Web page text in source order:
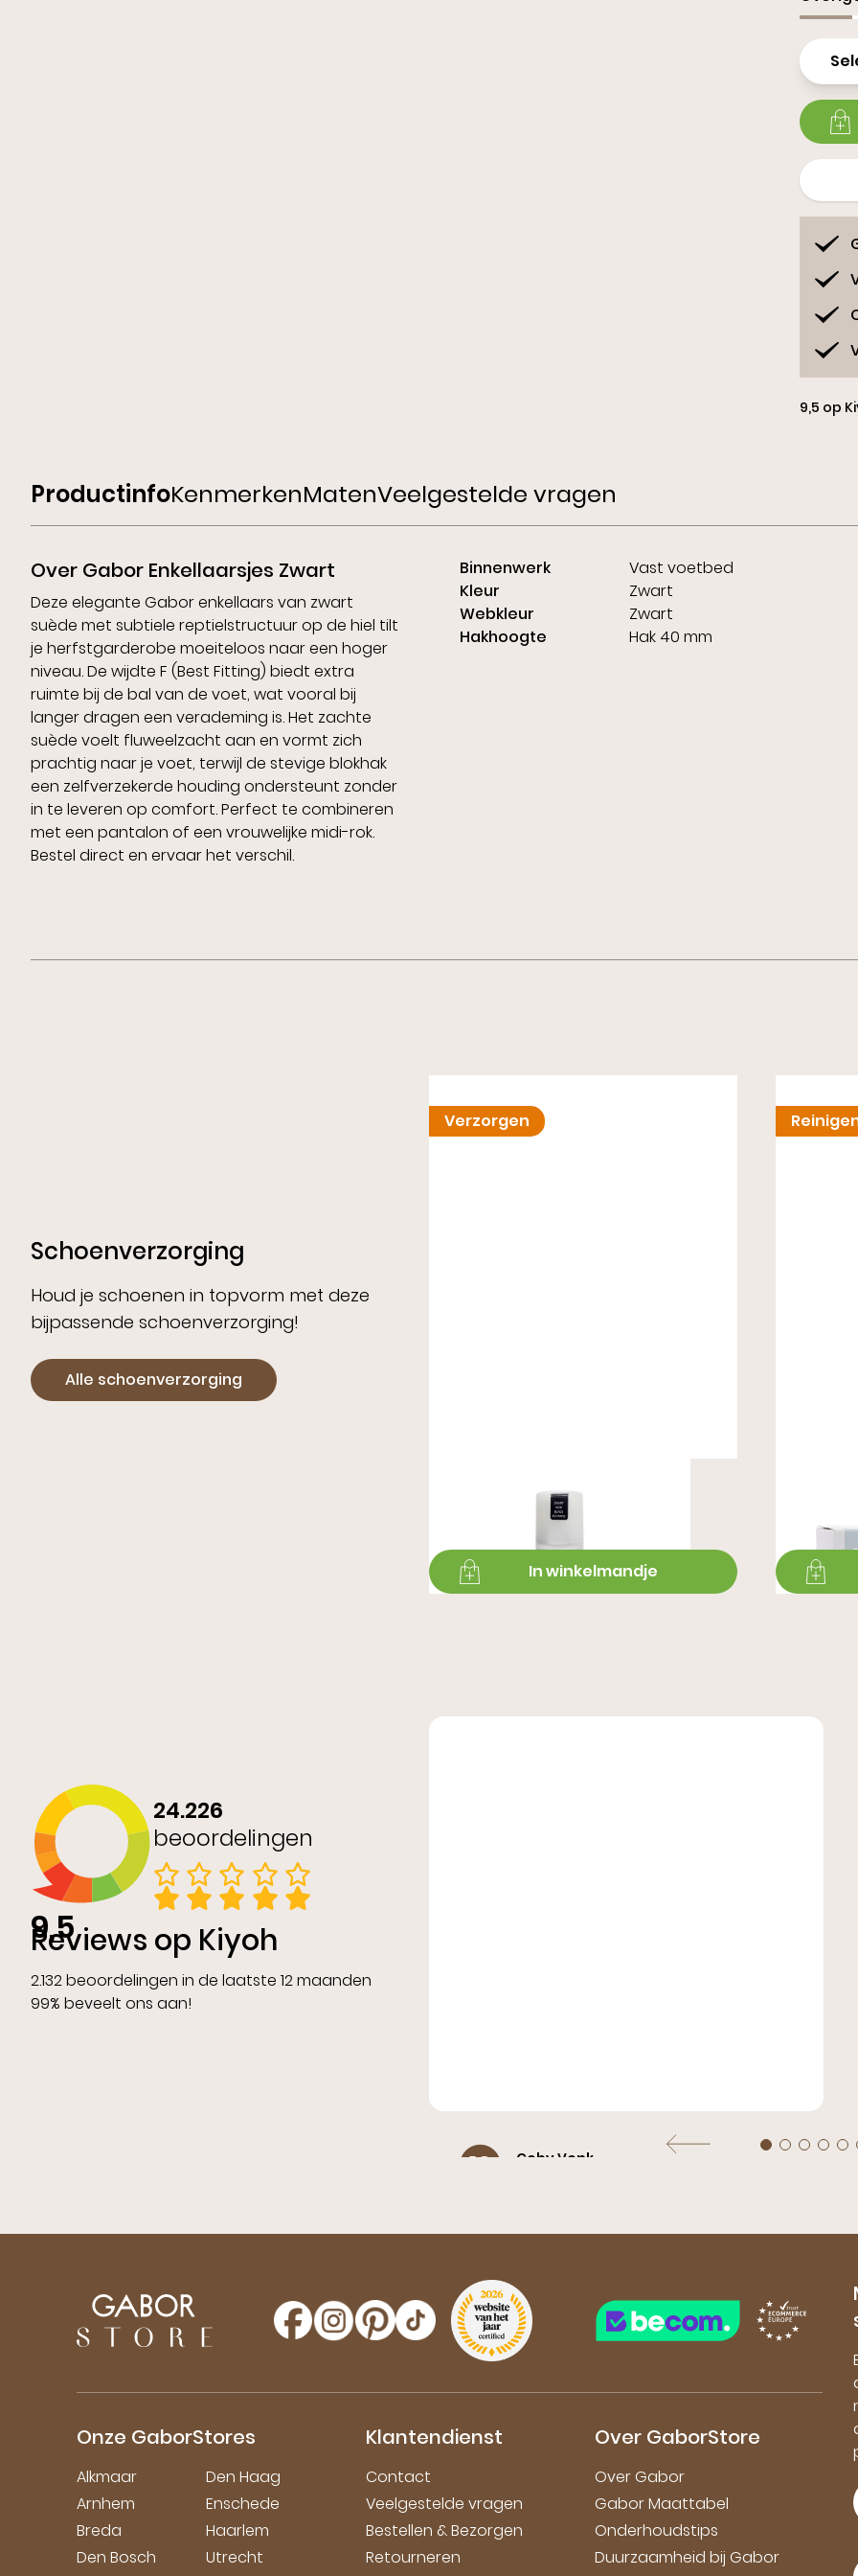
9,5 op
ProductinfoKenmerkenMatenVeelgestelde vragen
Over Gabor Enkellaarsjes Zwart
Deze elegante Gabor enkellaars van zwart
suède met subtiele reptielstructuur op de hiel tilt
je herfstgarderobe moeiteloos naar een hoger
niveau. De wijdte F (Best Fitting) biedt extra
ruimte bij de bal van de voet, wat vooral bij
langer dragen een verademing is. Het zachte
suède voelt fluweelzacht aan en vormt zich
prachtig naar je voet, terwijl de stevige blokhak
een zelfverzekerde houding ondersteunt zonder
in te leveren op comfort. Perfect te combineren
met een pantalon of een vrouwelijke midi-rok.
Bestel direct en ervaar het verschil.
Binnenwerk
Vast voetbed
Kleur
Zwart
Webkleur
Zwart
Hakhoogte
Hak 40 mm
Schoenverzorging
Houd je schoenen in topvorm met deze
bijpassende schoenverzorging!
Alle schoenverzorging
Verzorgen
In winkelmandje
9,5
24.226
beoordelingen
Reviews op Kiyoh
2.132 beoordelingen in de laatste 12 maanden
99% beveelt ons aan!
10
Coby Vonk,
Onze GaborStores
Alkmaar
Arnhem
Breda
Den Bosch
Den Haag
Enschede
Haarlem
Utrecht
Klantendienst
Contact
Veelgestelde vragen
Bestellen & Bezorgen
Retourneren
Over GaborStore
Over Gabor
Gabor Maattabel
Onderhoudstips
Duurzaamheid bij Gabor